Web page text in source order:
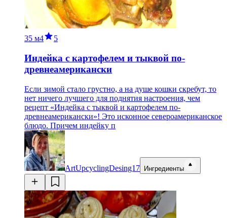
35 м4 5
Индейка с картофелем и тыквой по-
древнеамерикански
Если зимой стало грустно, а на душе кошки скребут, то
нет ничего лучшего для поднятия настроения, чем
рецепт «Индейка с тыквой и картофелем по-
древнеамерикански»! Это исконное североамериканское
блюдо. Причем индейку п
ArtUpcyclingDesing17 Ингредиенты